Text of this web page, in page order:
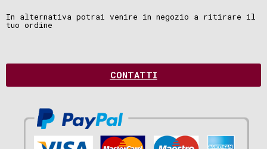
In alternativa potrai venire in negozio a ritirare il
tuo ordine
CONTATTI